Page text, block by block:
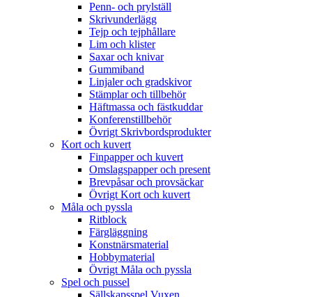
Penn- och prylställ
Skrivunderlägg
Tejp och tejphållare
Lim och klister
Saxar och knivar
Gummiband
Linjaler och gradskivor
Stämplar och tillbehör
Häftmassa och fästkuddar
Konferenstillbehör
Övrigt Skrivbordsprodukter
Kort och kuvert
Finpapper och kuvert
Omslagspapper och present
Brevpåsar och provsäckar
Övrigt Kort och kuvert
Måla och pyssla
Ritblock
Färgläggning
Konstnärsmaterial
Hobbymaterial
Övrigt Måla och pyssla
Spel och pussel
Sällskapsspel Vuxen